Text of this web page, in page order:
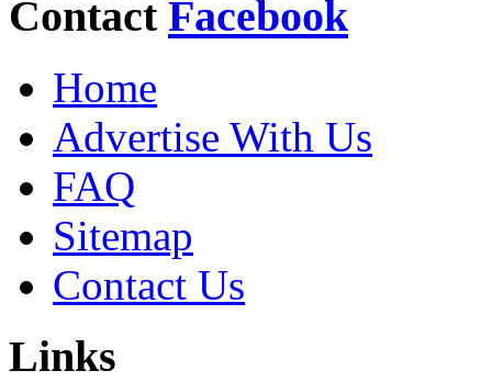
Contact Facebook
Home
Advertise With Us
FAQ
Sitemap
Contact Us
Links